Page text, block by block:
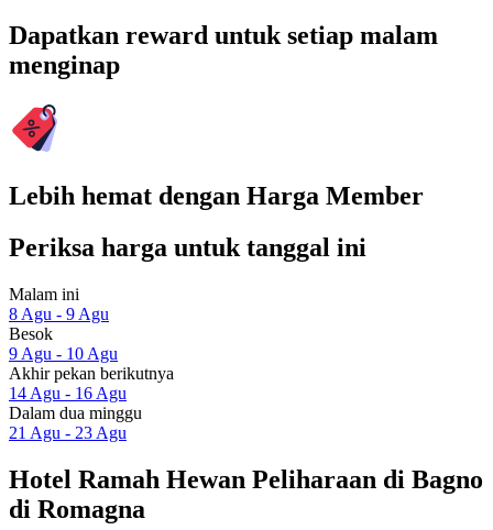
Dapatkan reward untuk setiap malam
menginap
Lebih hemat dengan Harga Member
Periksa harga untuk tanggal ini
Malam ini
8 Agu - 9 Agu
Besok
9 Agu - 10 Agu
Akhir pekan berikutnya
14 Agu - 16 Agu
Dalam dua minggu
21 Agu - 23 Agu
Hotel Ramah Hewan Peliharaan di Bagno
di Romagna